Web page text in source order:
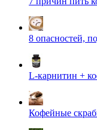
8 опасностей,
L-карнитин +
Кофейные